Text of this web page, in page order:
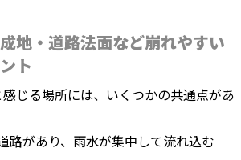
地・道路法面など崩れやすい
ト
じる場所には、いくつかの共通点があ
路があり、雨水が集中して流れ込む